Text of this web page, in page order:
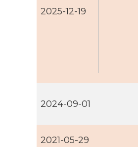
2025-12-19
2024-09-01
2021-05-29